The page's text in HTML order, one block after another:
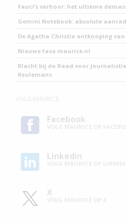
Fauci’s verhoor: het ultieme
Gemini Notebook: absolute
De Agatha Christie ontknoping
Nieuwe fase maurice.nl
Klacht bij de Raad voor
Keulemans
Facebook
Linkedin
X